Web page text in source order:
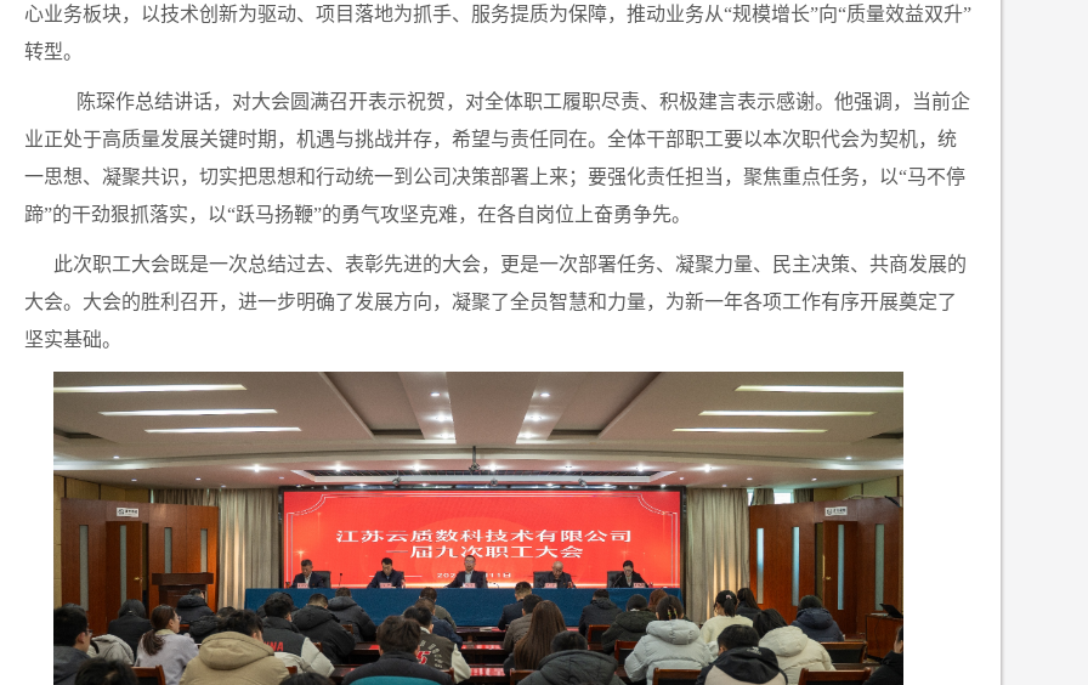
心业务板块，以技术创新为驱动、项目落地为抓手、服务提质为保障，推动业务从“规模增长”向“质量效益双升”
转型。
陈琛作总结讲话，对大会圆满召开表示祝贺，对全体职工履职尽责、积极建言表示感谢。他强调，当前企
业正处于高质量发展关键时期，机遇与挑战并存，希望与责任同在。全体干部职工要以本次职代会为契机，统
一思想、凝聚共识，切实把思想和行动统一到公司决策部署上来；要强化责任担当，聚焦重点任务，以“马不停
蹄”的干劲狠抓落实，以“跃马扬鞭”的勇气攻坚克难，在各自岗位上奋勇争先。
此次职工大会既是一次总结过去、表彰先进的大会，更是一次部署任务、凝聚力量、民主决策、共商发展的
大会。大会的胜利召开，进一步明确了发展方向，凝聚了全员智慧和力量，为新一年各项工作有序开展奠定了
坚实基础。